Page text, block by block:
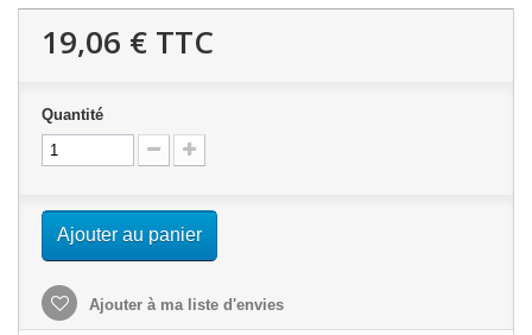
19,06 € TTC
Quantité
Ajouter au panier
Ajouter à ma liste d'envies